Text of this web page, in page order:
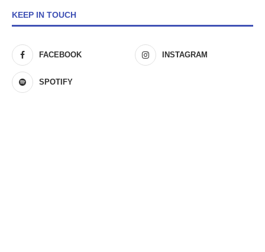
KEEP IN TOUCH
FACEBOOK INSTAGRAM
SPOTIFY